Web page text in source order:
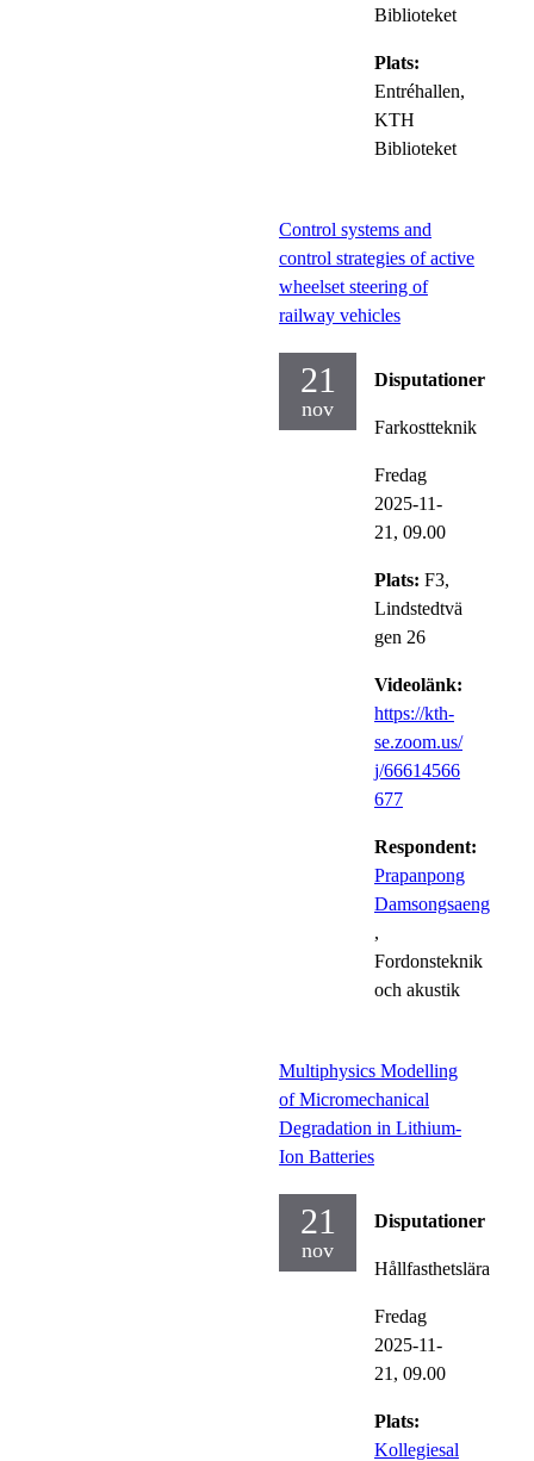
Biblioteket
Plats:
Entréhallen,
KTH
Biblioteket
Control systems and
control strategies of active
wheelset steering of
railway vehicles
21
nov
Disputationer
Farkostteknik
Fredag
2025-11-
21, 09.00
Plats: F3,
Lindstedtvä
gen 26
Videolänk:
https://kth-
se.zoom.us/
j/66614566
677
Respondent:
Prapanpong
Damsongsaeng
,
Fordonsteknik
och akustik
Multiphysics Modelling
of Micromechanical
Degradation in Lithium-
Ion Batteries
21
nov
Disputationer
Hållfasthetslära
Fredag
2025-11-
21, 09.00
Plats:
Kollegiesal